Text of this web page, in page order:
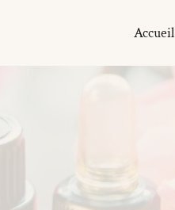
Accueil